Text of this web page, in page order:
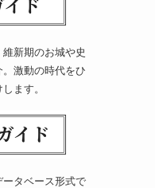
新期のお城や史
激動の時代をひ
ます。
タベース形式で